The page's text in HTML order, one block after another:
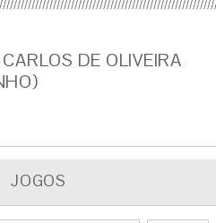
DE OLIVEIRA
JOGOS